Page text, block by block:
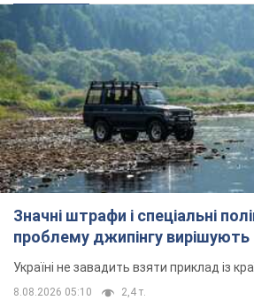
Значні штрафи і спеціальні
проблему джипінгу
Україні не завадить взяти приклад із
8.08.2026 05:10 2,4 т.